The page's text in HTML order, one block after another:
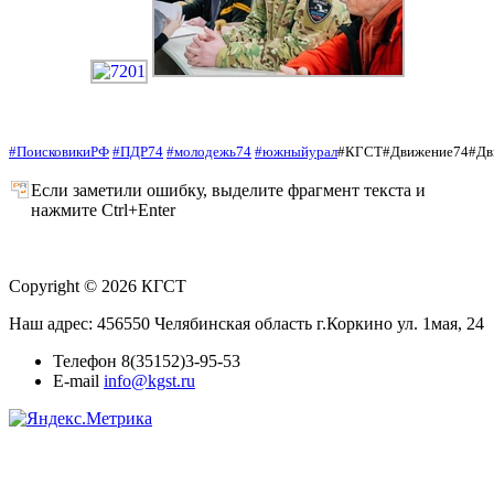
#ПоисковикиРФ #ПДР74 #молодежь74 #южныйурал
Если заметили ошибку, выделите фрагмент текста и
нажмите Ctrl+Enter
Copyright © 2026 КГСТ
Наш адрес: 456550 Челябинская область г.Коркино ул. 1мая, 24
Телефон 8(35152)3-95-53
E-mail info@kgst.ru